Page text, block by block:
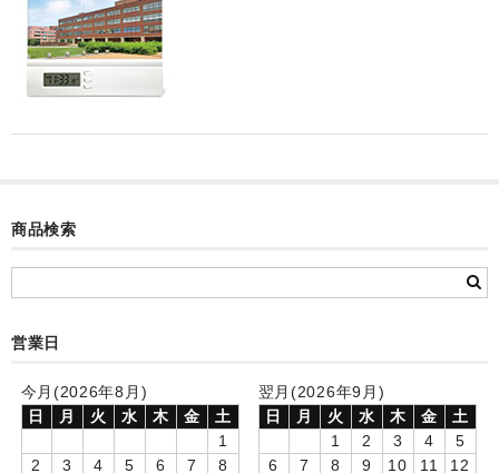
目覚まし時計(集合＋個別)
メロディ時計(集合)
音声時計(集合)
お絵かきギャラリープラス(絵＋個別)
メロディ時計(個別)
お絵かきギャラリー
自作オリジナル時計
商品検索
営業日
今月(2026年8月)
日
月 火 水 木 金
土
1
2
3 4 5 6 7 8
翌月(2026年9月)
日
月 火 水 木 金
土
1
2 3 4
5
6
7 8 9 10 11 12